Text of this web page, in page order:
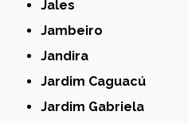
Jales
Jambeiro
Jandira
Jardim Caguacú
Jardim Gabriela